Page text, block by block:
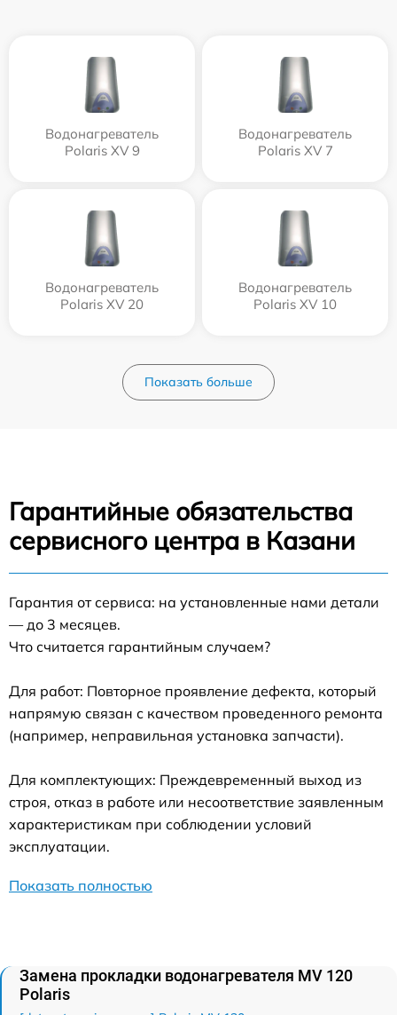
Водонагреватель
Polaris XV 9
Водонагреватель
Polaris XV 7
Водонагреватель
Polaris XV 20
Водонагреватель
Polaris XV 10
Показать больше
Гарантийные обязательства
сервисного центра в Казани
Гарантия от сервиса: на установленные нами детали
— до 3 месяцев.
Что считается гарантийным случаем?
Для работ: Повторное проявление дефекта, который
напрямую связан с качеством проведенного ремонта
(например, неправильная установка запчасти).
Для комплектующих: Преждевременный выход из
строя, отказ в работе или несоответствие заявленным
характеристикам при соблюдении условий
эксплуатации.
Показать полностью
Замена прокладки водонагревателя MV 120
Polaris